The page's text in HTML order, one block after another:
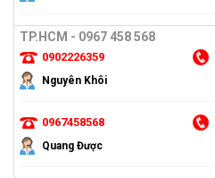
TP.HCM - 0967 458 568
0902226359
Nguyên Khôi
0967458568
Quang Được